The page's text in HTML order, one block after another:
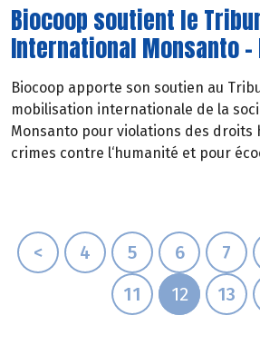
Biocoop soutient le
International Monsanto -
Biocoop apporte son soutien au
mobilisation internationale de la
Monsanto pour violations des droits
crimes contre l‘humanité et pour
< 4 5 6 7
11
12 13